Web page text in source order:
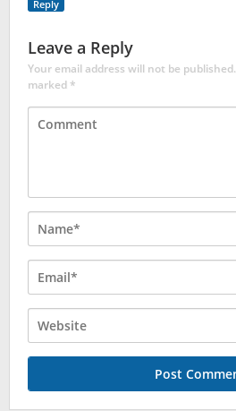
Reply
Leave a Reply
Your email address will not be published.
marked*